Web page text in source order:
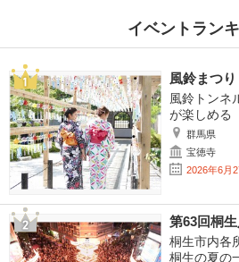
イベントラン
風鈴まつ
風鈴トンネ
が楽しめる
群馬県
宝徳寺
2026年6月
第63回桐
桐生市内各
桐生の夏の